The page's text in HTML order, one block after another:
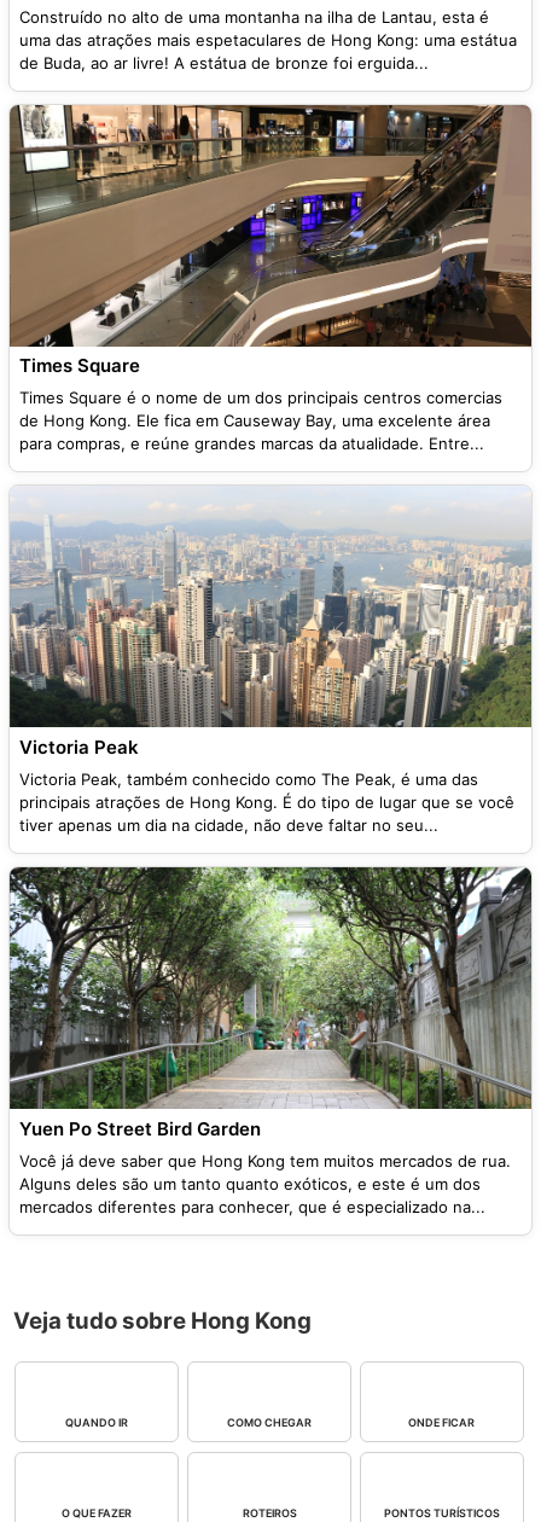
Construído no alto de uma montanha na ilha de Lantau, esta é
uma das atrações mais espetaculares de Hong Kong: uma estátua
de Buda, ao ar livre! A estátua de bronze foi erguida...
Times Square
Times Square é o nome de um dos principais centros comercias
de Hong Kong. Ele fica em Causeway Bay, uma excelente área
para compras, e reúne grandes marcas da atualidade. Entre...
Victoria Peak
Victoria Peak, também conhecido como The Peak, é uma das
principais atrações de Hong Kong. É do tipo de lugar que se você
tiver apenas um dia na cidade, não deve faltar no seu...
Yuen Po Street Bird Garden
Você já deve saber que Hong Kong tem muitos mercados de rua.
Alguns deles são um tanto quanto exóticos, e este é um dos
mercados diferentes para conhecer, que é especializado na...
Veja tudo sobre Hong Kong
QUANDO IR COMO CHEGAR ONDE FICAR
O QUE FAZER ROTEIROS PONTOS TURÍSTICOS